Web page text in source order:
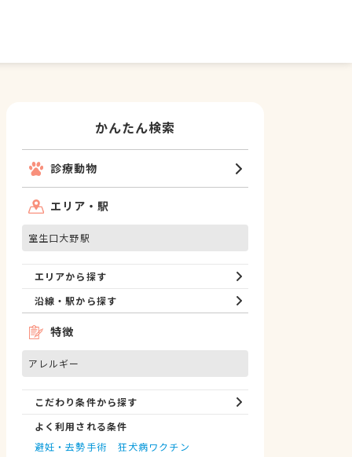
かんたん検索
診療動物
エリア・駅
室生口大野駅
エリアから探す
沿線・駅から探す
特徴
アレルギー
こだわり条件から探す
よく利用される条件
避妊・去勢手術
狂犬病ワクチン